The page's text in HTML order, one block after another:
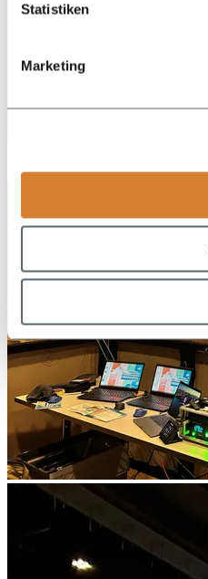
Statistiken
Marketing